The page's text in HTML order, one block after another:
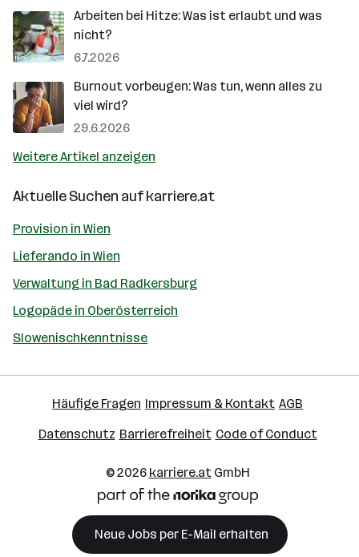
Arbeiten bei Hitze: Was ist erlaubt und was
nicht?
6.7.2026
Burnout vorbeugen: Was tun, wenn alles zu
viel wird?
29.6.2026
Weitere Artikel anzeigen
Aktuelle Suchen aufkarriere.at
Provision in Wien
Lieferando in Wien
Verwaltung in Bad Radkersburg
Logopäde in Oberösterreich
Slowenischkenntnisse
Häufige Fragen Impressum & Kontakt AGB
Datenschutz Barrierefreiheit Code of Conduct
© 2026 karriere.atGmbH
Neue Jobs per E-Mail erhalten